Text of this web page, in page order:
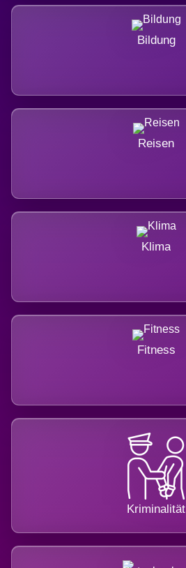
Bildung
Reisen
Klima
Fitness
Kriminalität